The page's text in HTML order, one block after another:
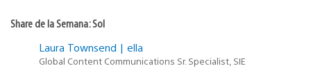
Share de la Semana: Sol
Laura Townsend | ella
Global Content Communications Sr. Specialist, SIE